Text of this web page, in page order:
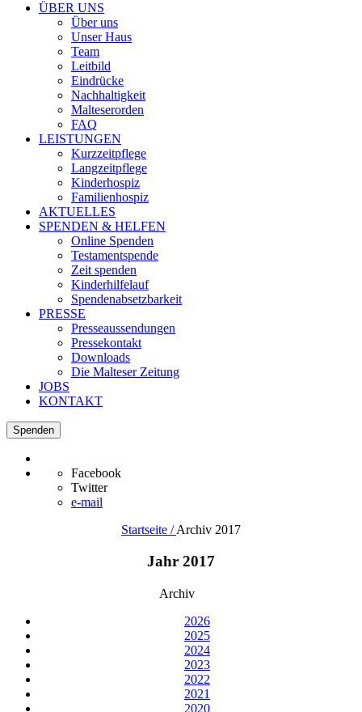
ÜBER UNS
Über uns
Unser Haus
Team
Leitbild
Eindrücke
Nachhaltigkeit
Malteserorden
FAQ
LEISTUNGEN
Kurzzeitpflege
Langzeitpflege
Kinderhospiz
Familienhospiz
AKTUELLES
SPENDEN & HELFEN
Online Spenden
Testamentspende
Zeit spenden
Kinderhilfelauf
Spendenabsetzbarkeit
PRESSE
Presseaussendungen
Pressekontakt
Downloads
Die Malteser Zeitung
JOBS
KONTAKT
Spenden
Facebook
Twitter
e-mail
Startseite / Archiv 2017
Jahr 2017
Archiv
2026
2025
2024
2023
2022
2021
2020